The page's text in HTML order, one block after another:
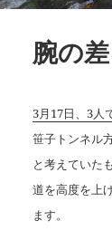
腕の
3月17日、3人
笹子トンネル
と考えていた
道を高度を上
ます。